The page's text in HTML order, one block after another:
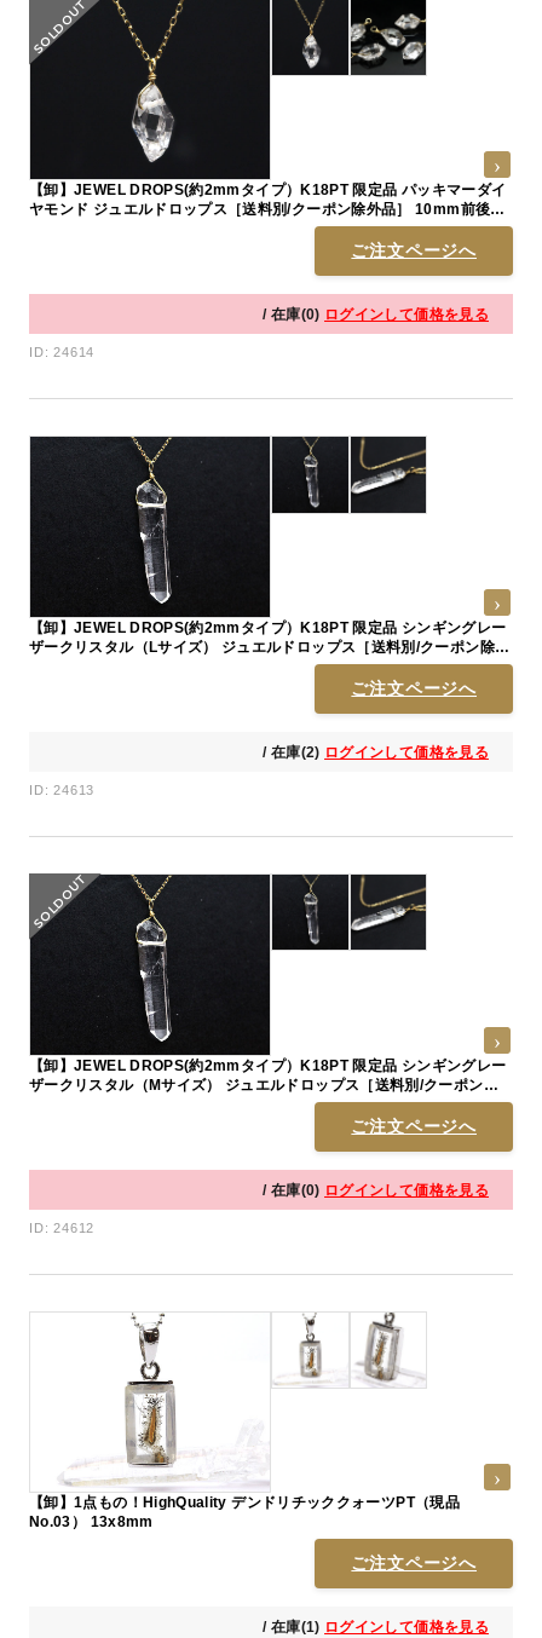
【卸】JEWEL DROPS(約2mmタイプ）K18PT 限定品 パッキマーダイ
ヤモンド ジュエルドロップス［送料別/クーポン除外品］ 10mm前後
ご注文ページへ
/ 在庫(0) ログインして価格を見る
ID: 24614
【卸】JEWEL DROPS(約2mmタイプ）K18PT 限定品 シンギングレー
ザークリスタル（Lサイズ） ジュエルドロップス［送料別/クーポン除外
ご注文ページへ
/ 在庫(2) ログインして価格を見る
ID: 24613
【卸】JEWEL DROPS(約2mmタイプ）K18PT 限定品 シンギングレー
ザークリスタル（Mサイズ） ジュエルドロップス［送料別/クーポン除
ご注文ページへ
/ 在庫(0) ログインして価格を見る
ID: 24612
【卸】1点もの！HighQuality デンドリチッククォーツPT（現品
No.03） 13x8mm
ご注文ページへ
/ 在庫(1) ログインして価格を見る